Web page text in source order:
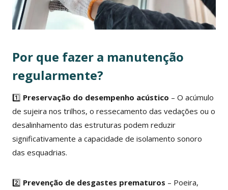
Por que fazer a manutenção
regularmente?
1️⃣ Preservação do desempenho acústico – O acúmulo
de sujeira nos trilhos, o ressecamento das vedações ou o
desalinhamento das estruturas podem reduzir
significativamente a capacidade de isolamento sonoro
das esquadrias.
2️⃣ Prevenção de desgastes prematuros – Poeira,